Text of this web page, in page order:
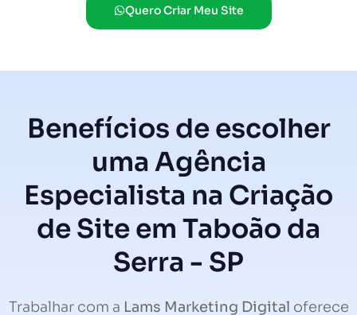
Quero Criar Meu Site
Benefícios de escolher
uma Agência
Especialista na Criação
de Site em Taboão da
Serra - SP
Trabalhar com a Lams Marketing Digital oferece